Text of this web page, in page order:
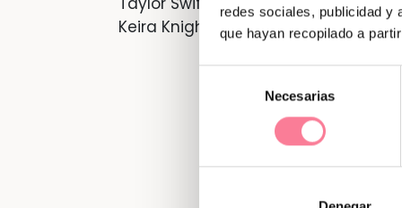
redes sociales, publicidad y
que hayan recopilado a
consentimiento
Necesarias
Keira Knightley que suaviza a la